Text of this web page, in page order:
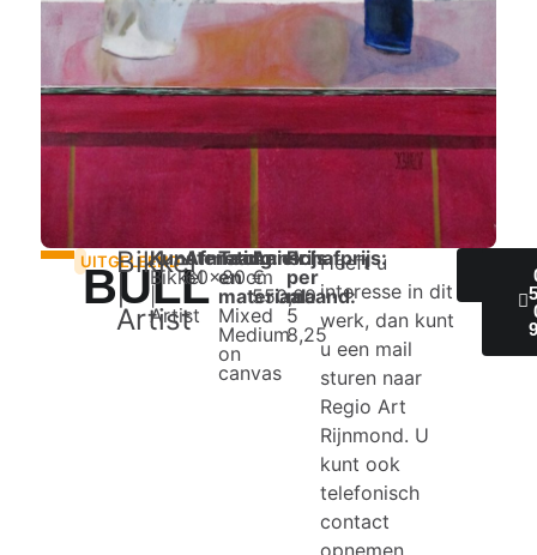
UITGELEEND
BULL
Bikkel
|
Artist
Kunstenaar:
Bikkel
Artist
Afmeting:
60x80cm
Techniek
en
materiaal:
Mixed
Medium
on
canvas
Aanschafprijs:
€
550,00
Prijs
per
maand:
5
8,25
Heeft u
interesse in dit
werk, dan kunt
u een mail
sturen naar
Regio Art
Rijnmond. U
kunt ook
telefonisch
contact
opnemen